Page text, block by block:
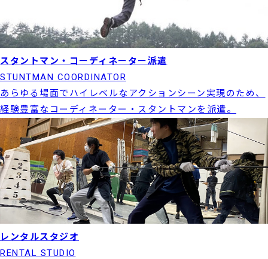
スタントマン・コーディネーター派遣
STUNTMAN COORDINATOR
あらゆる場面でハイレベルなアクションシーン実現のため、
経験豊富なコーディネーター・スタントマンを派遣。
レンタルスタジオ
RENTAL STUDIO